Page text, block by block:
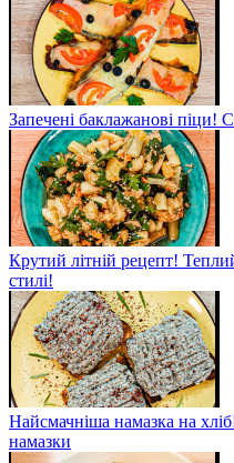
Запечені баклажанові піци!
Крутий літній рецепт!
стилі!
Найсмачніша намазка на
намазки